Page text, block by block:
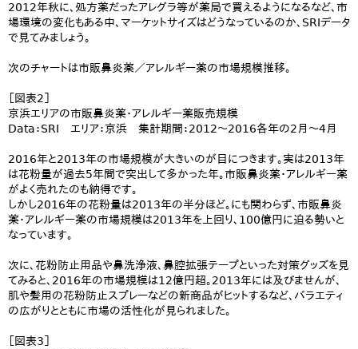
2012年秋に、処方薬だったアレグラ等が薬局で買えるようになるなど、市
場環境の変化もある中、マーケットサイズはどうなっているのか、SRIデータ
で見てみましょう。
次のチャートは市販鼻炎薬／アレルギー薬の市場規模推移。
［図表2］
京浜エリアの市販鼻炎薬・アレルギー薬販売規模
Data：SRI エリア：京浜 集計期間：2012～2016各年の2月～4月
2016年と2013年の市場規模が大きいのが目につきます。実は2013年
は花粉量が過去5年間で突出して多かった年。市販鼻炎薬・アレルギー薬
がよく売れたのも納得です。
しかし2016年の花粉量は2013年の半分ほど。にも関わらず、市販鼻炎
薬・アレルギー薬の市場規模は2013年を上回り、100億円に迫る勢いと
なっています。
次に、花粉防止用品や鼻洗浄液、鼻腔拡張テープといった対策グッズを見
てみると、2016年の市場規模は12億円超。2013年には及びませんが、
肌や髪用の花粉防止スプレーなどの新商品がヒットするなど、バラエティ
の広がりとともに市場の活性化が見られました。
［図表3］